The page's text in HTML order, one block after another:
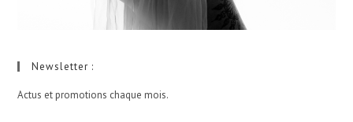
Newsletter :
Actus et promotions chaque mois.